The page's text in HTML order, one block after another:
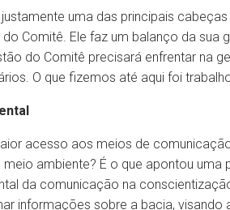
uma das principais cabeças
Comitê. Ele faz um balanço da
do Comitê precisará enfrentar na
O que fizemos até aqui foi
acesso aos meios de
ambiente? É o que apontou uma
da comunicação na
informações sobre a bacia,